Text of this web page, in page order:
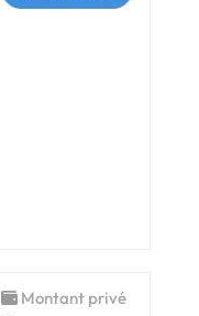
Montant privé